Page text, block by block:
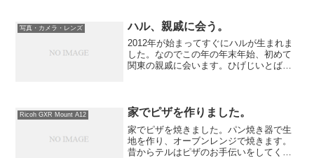
このグレイトフル魂は仮面ライダードラ
イブで言えばタイプフォー...
写真・カメラ・レンズ ハル、親戚に会う。
2012年が始まってすぐにハルが生まれま
した。なのでこの年の年末年始、初めて
関東の親戚に会います。ひげじいとばぁ
一同に初めて会います...
Ricoh GXR Mount A12 家でピザを作りました。
家でピザを焼きました。パン焼き器で生
地を作り、オーブンレンジで焼きます。
昔からテルはピザのお手伝いをしてくれ